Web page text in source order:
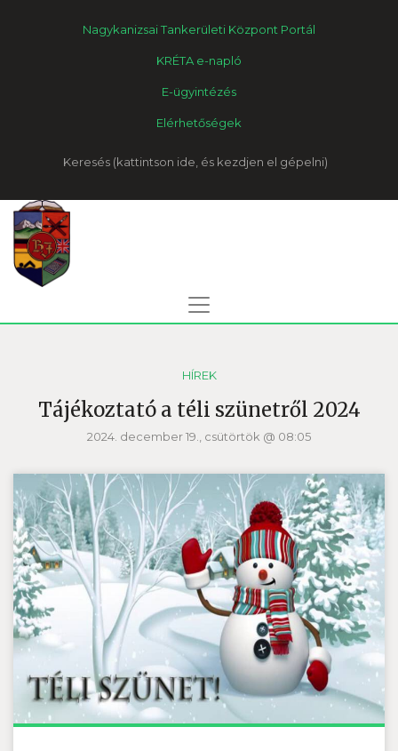
Nagykanizsai Tankerületi Központ Portál
KRÉTA e-napló
E-ügyintézés
Elérhetőségek
Keresés
HÍREK
Tájékoztató a téli szünetről 2024
2024. december 19., csütörtök @ 08:05